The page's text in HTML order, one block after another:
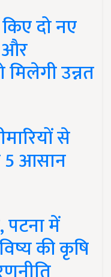
दो नए
और
उन्नत
से
5 आसान
में
की कृषि